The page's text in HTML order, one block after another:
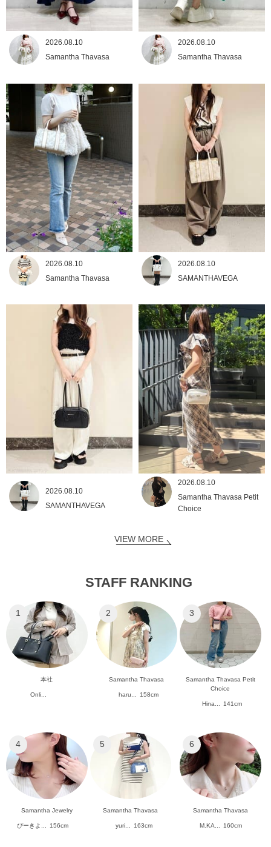
2026.08.10
Samantha Thavasa
2026.08.10
Samantha Thavasa
2026.08.10
Samantha Thavasa
2026.08.10
SAMANTHAVEGA
2026.08.10
SAMANTHAVEGA
2026.08.10
Samantha Thavasa Petit
Choice
VIEW MORE
STAFF RANKING
1
本社
Onli...
2
Samantha Thavasa
haru... 158cm
3
Samantha Thavasa Petit
Choice
Hina... 141cm
4
Samantha Jewelry
ぴーきよ... 156cm
5
Samantha Thavasa
yuri... 163cm
6
Samantha Thavasa
M.KA... 160cm